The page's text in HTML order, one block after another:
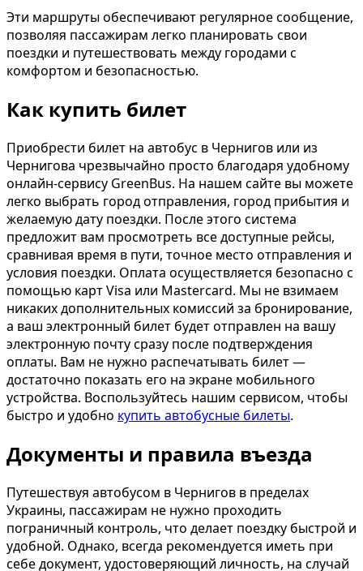
Эти маршруты обеспечивают регулярное сообщение,
позволяя пассажирам легко планировать свои
поездки и путешествовать между городами с
комфортом и безопасностью.
Как купить билет
Приобрести билет на автобус в Чернигов или из
Чернигова чрезвычайно просто благодаря удобному
онлайн-сервису GreenBus. На нашем сайте вы можете
легко выбрать город отправления, город прибытия и
желаемую дату поездки. После этого система
предложит вам просмотреть все доступные рейсы,
сравнивая время в пути, точное место отправления и
условия поездки. Оплата осуществляется безопасно с
помощью карт Visa или Mastercard. Мы не взимаем
никаких дополнительных комиссий за бронирование,
а ваш электронный билет будет отправлен на вашу
электронную почту сразу после подтверждения
оплаты. Вам не нужно распечатывать билет —
достаточно показать его на экране мобильного
устройства. Воспользуйтесь нашим сервисом, чтобы
быстро и удобно купить автобусные билеты.
Документы и правила въезда
Путешествуя автобусом в Чернигов в пределах
Украины, пассажирам не нужно проходить
пограничный контроль, что делает поездку быстрой и
удобной. Однако, всегда рекомендуется иметь при
себе документ, удостоверяющий личность, на случай